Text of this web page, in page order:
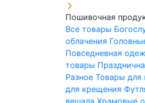
Пошивочная
Все товары
облачения
Повседневная
товары
Разное Товары для
для крещения
вешала Храмовые